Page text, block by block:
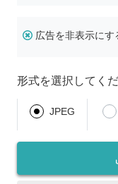
広告を非表示にす
形式を選択してく
JPEG